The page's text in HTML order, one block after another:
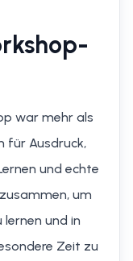
war mehr als
für Ausdruck,
und echte
um
und in
Zeit zu